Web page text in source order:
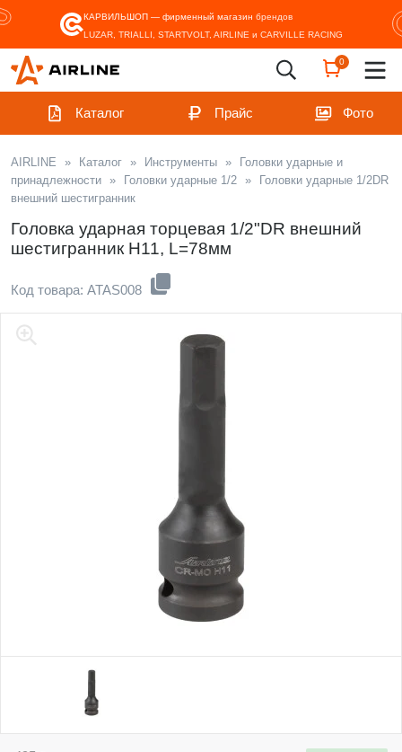
КАРВИЛЬШОП — фирменный магазин брендов
LUZAR, TRIALLI, STARTVOLT, AIRLINE и CARVILLE RACING
0
Каталог Прайс Фото
AIRLINE » Каталог » Инструменты »
Головки ударные и
принадлежности » Головки ударные 1/2 »
Головки ударные 1/2DR
внешний шестигранник
Головка ударная торцевая 1/2"DR внешний
шестигранник H11, L=78мм
Код товара: ATAS008